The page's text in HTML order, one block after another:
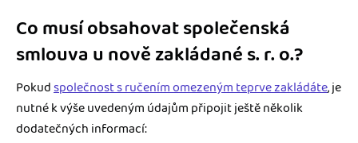
Co musí obsahovat společenská
smlouva u nově zakládané s. r. o.?
Pokudspolečnost s ručením omezeným teprve zakládáte, je
nutné k výše uvedeným údajům připojit ještě několik
dodatečných informací: